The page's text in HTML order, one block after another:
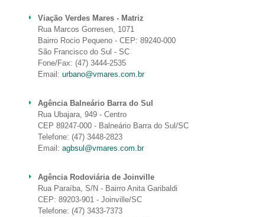
Viação Verdes Mares - Matriz
Rua Marcos Gorresen, 1071
Bairro Rocio Pequeno - CEP: 89240-000
São Francisco do Sul - SC
Fone/Fax: (47) 3444-2535
Email: urbano@vmares.com.br
Agência Balneário Barra do Sul
Rua Ubajara, 949 - Centro
CEP 89247-000 - Balneário Barra do Sul/SC
Telefone: (47) 3448-2823
Email: agbsul@vmares.com.br
Agência Rodoviária de Joinville
Rua Paraíba, S/N - Bairro Anita Garibaldi
CEP: 89203-901 - Joinville/SC
Telefone: (47) 3433-7373